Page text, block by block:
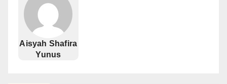
Aisyah Shafira
Yunus